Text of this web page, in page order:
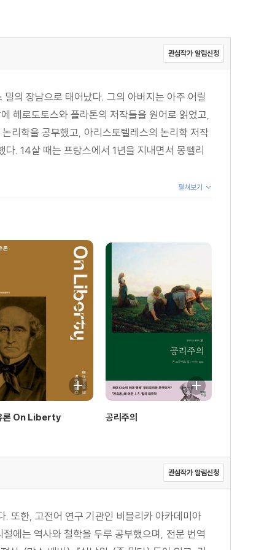
관심작가 알림신청
의 장남으로 태어났다. 그의 아버지는 아주 어릴
헤로도토스와 플라톤의 저작들을 원어로 읽었고,
리학을 공부했고, 아리스토텔레스의 논리학 저작
. 14살 때는 프랑스에서 1년을 지내면서 몽펠리
펼쳐보기
론 On Liberty 공리주의
관심작가 알림신청
또한, 고전어 연구 기관인 비블리카 아카데미아
에는 역사와 철학을 두루 공부했으며, 전문 번역